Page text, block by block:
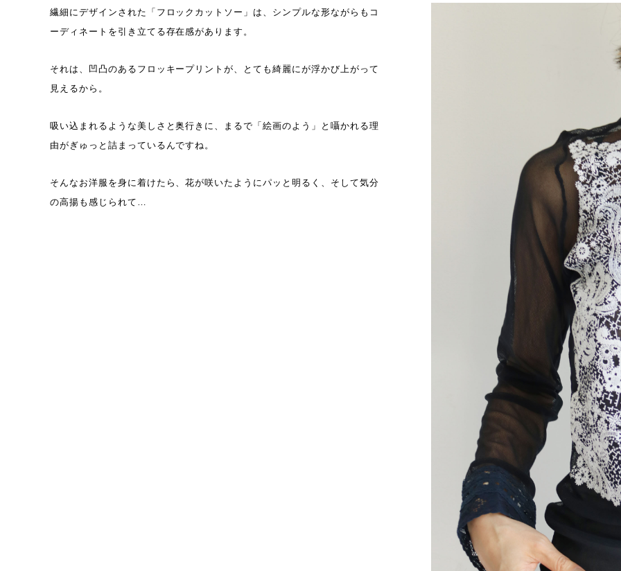
繊細にデザインされた「フロックカットソー」は、シンプルな形ながらもコ
ーディネートを引き立てる存在感があります。
それは、凹凸のあるフロッキープリントが、とても綺麗にが浮かび上がって
見えるから。
吸い込まれるような美しさと奥行きに、まるで「絵画のよう」と囁かれる理
由がぎゅっと詰まっているんですね。
そんなお洋服を身に着けたら、花が咲いたようにパッと明るく、そして気分
の高揚も感じられて…